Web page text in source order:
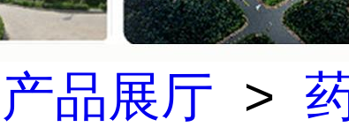
产品展厅 >